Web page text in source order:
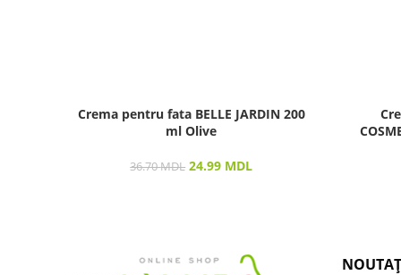
Crema pentru fata BELLE JARDIN 200
ml Olive
36.70MDL 24.99 MDL